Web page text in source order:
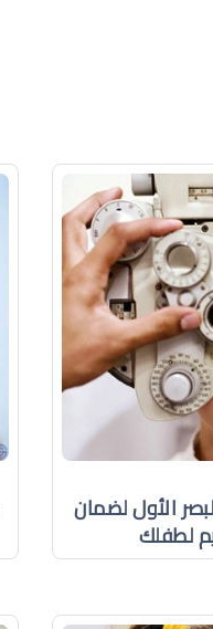
الأول لضمان
لطفلك